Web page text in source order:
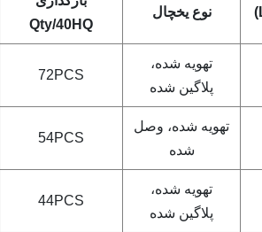
نوع یخچال
Qty/40HQ
تهویه شده،
پلاگین شده
72PCS
تهویه شده، وصل
شده
54PCS
تهویه شده،
پلاگین شده
44PCS